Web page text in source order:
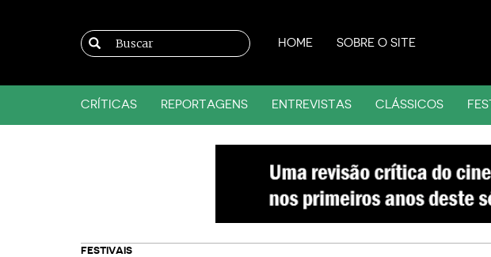
HOME SOBRE O SITE
CRÍTICAS REPORTAGENS ENTREVISTAS CLÁSSICOS
FESTIVAIS